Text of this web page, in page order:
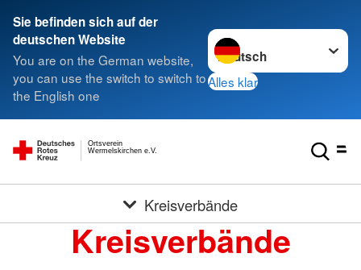
Sie befinden sich auf der
deutschen Website
You are on the German website,
you can use the switch to switch to
the English one
Sprache wechseln zu
Alles klar
Wermelskirchen e.V.
Ortsverein
Kreisverbände
Kreisverbände